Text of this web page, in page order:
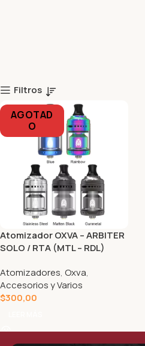
Filtros
AGOTAD
O
Atomizador OXVA – ARBITER
SOLO / RTA (MTL – RDL)
Atomizadores, Oxva,
Accesorios y Varios
$300,00